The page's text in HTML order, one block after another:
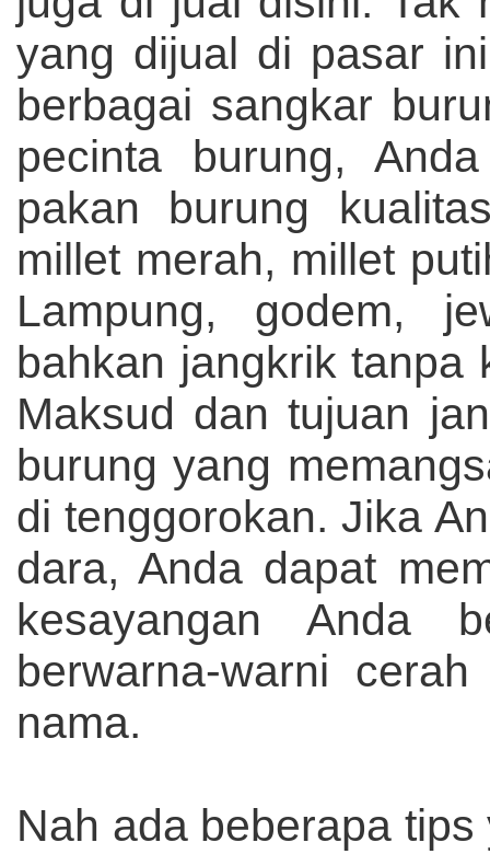
yang dijual di pasar
berbagai sangkar
pecinta burung,
pakan burung
millet merah, millet
Lampung, godem,
bahkan jangkrik tanpa
Maksud dan tujuan
burung yang
di tenggorokan. Jika
dara, Anda dapat
kesayangan Anda
berwarna-warni
nama.
Nah ada beberapa